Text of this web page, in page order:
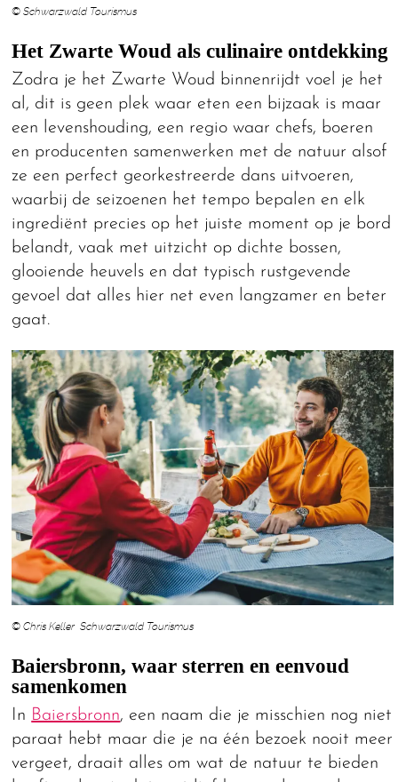
© Schwarzwald Tourismus
Het Zwarte Woud als culinaire ontdekking
Zodra je het Zwarte Woud binnenrijdt voel je het
al, dit is geen plek waar eten een bijzaak is maar
een levenshouding, een regio waar chefs, boeren
en producenten samenwerken met de natuur alsof
ze een perfect georkestreerde dans uitvoeren,
waarbij de seizoenen het tempo bepalen en elk
ingrediënt precies op het juiste moment op je bord
belandt, vaak met uitzicht op dichte bossen,
glooiende heuvels en dat typisch rustgevende
gevoel dat alles hier net even langzamer en beter
gaat.
© Chris Keller Schwarzwald Tourismus
Baiersbronn, waar sterren en eenvoud
samenkomen
In Baiersbronn, een naam die je misschien nog niet
paraat hebt maar die je na één bezoek nooit meer
vergeet, draait alles om wat de natuur te bieden